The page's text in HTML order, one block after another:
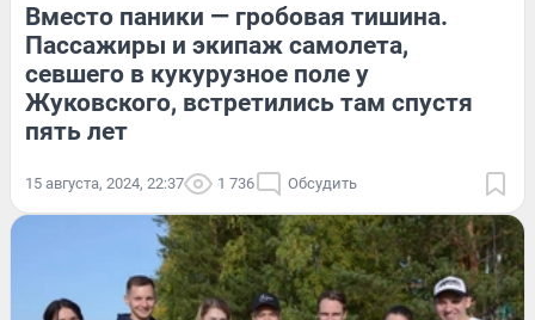
Вместо паники — гробовая тишина.
Пассажиры и экипаж самолета,
севшего в кукурузное поле у
Жуковского, встретились там спустя
пять лет
15 августа, 2024, 22:37 1 736 Обсудить